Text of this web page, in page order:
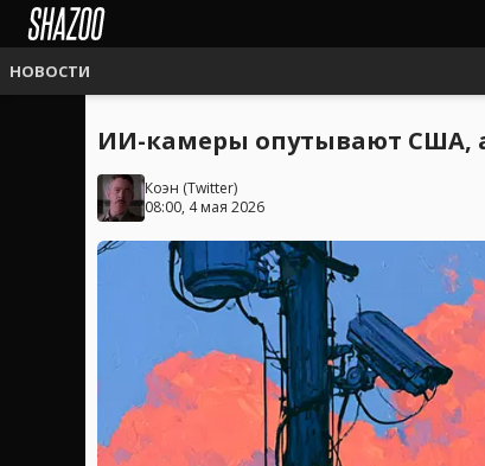
НОВОСТИ
ИИ-камеры опутывают США, а
Коэн (Twitter)
08:00, 4 мая 2026